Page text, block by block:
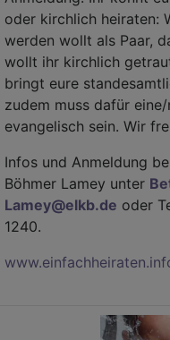
oder kirchlich heiraten:
werden wollt als Paar,
wollt ihr kirchlich
bringt eure
zudem muss dafür
evangelisch sein. Wir
Infos und Anmeldung
Böhmer Lamey unter
Lamey@​elkb.de oder
1240.